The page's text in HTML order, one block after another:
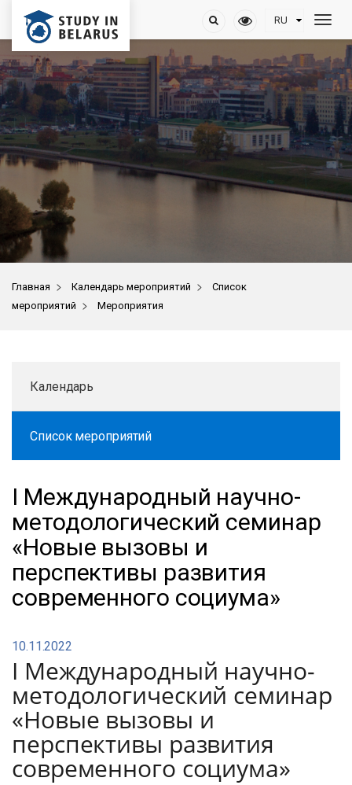
Главная > Календарь мероприятий >
Список
мероприятий > Мероприятия
Календарь
Список мероприятий
I Международный научно-
методологический семинар
«Новые вызовы и
перспективы развития
современного социума»
10.11.2022
I Международный научно-
методологический семинар
«Новые вызовы и
перспективы развития
современного социума»